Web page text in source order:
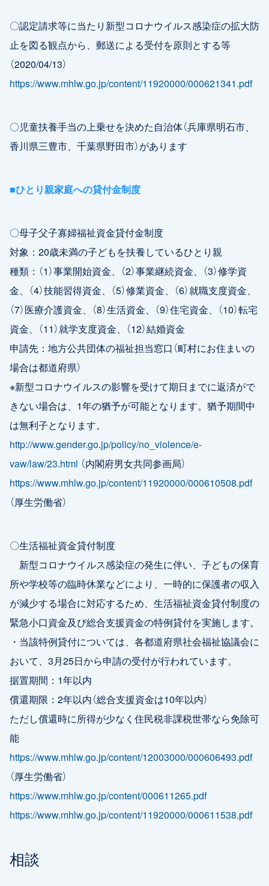
〇認定請求等に当たり新型コロナウイルス感染症の拡大防
止を図る観点から、郵送による受付を原則とする等
（2020/04/13）
https://www.mhlw.go.jp/content/11920000/000621341.pdf
〇児童扶養手当の上乗せを決めた自治体（兵庫県明石市、
香川県三豊市、千葉県野田市）があります
■ひとり親家庭への貸付金制度
〇母子父子寡婦福祉資金貸付金制度
対象：20歳未満の子どもを扶養しているひとり親
種類：（1）事業開始資金、（2）事業継続資金、（3）修学資
金、（4）技能習得資金、（5）修業資金、（6）就職支度資金、
（7）医療介護資金、（8）生活資金、（9）住宅資金、（10）転宅
資金、（11）就学支度資金、（12）結婚資金
申請先：地方公共団体の福祉担当窓口（町村にお住まいの
場合は都道府県）
※新型コロナウイルスの影響を受けて期日までに返済がで
きない場合は、1年の猶予が可能となります。猶予期間中
は無利子となります。
http://www.gender.go.jp/policy/no_violence/e-
vaw/law/23.html （内閣府男女共同参画局）
https://www.mhlw.go.jp/content/11920000/000610508.pdf
（厚生労働省）
〇生活福祉資金貸付制度
新型コロナウイルス感染症の発生に伴い、子どもの保育
所や学校等の臨時休業などにより、一時的に保護者の収入
が減少する場合に対応するため、生活福祉資金貸付制度の
緊急小口資金及び総合支援資金の特例貸付を実施します。
・当該特例貸付については、各都道府県社会福祉協議会に
おいて、3月25日から申請の受付が行われています。
据置期間：1年以内
償還期限：2年以内（総合支援資金は10年以内）
ただし償還時に所得が少なく住民税非課税世帯なら免除可
能
https://www.mhlw.go.jp/content/12003000/000606493.pdf
（厚生労働省）
https://www.mhlw.go.jp/content/000611265.pdf
https://www.mhlw.go.jp/content/11920000/000611538.pdf
相談